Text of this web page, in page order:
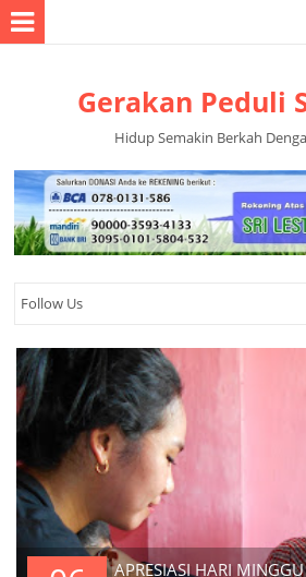
Gerakan Peduli
Hidup Semakin Berkah
APRESIASI HARI